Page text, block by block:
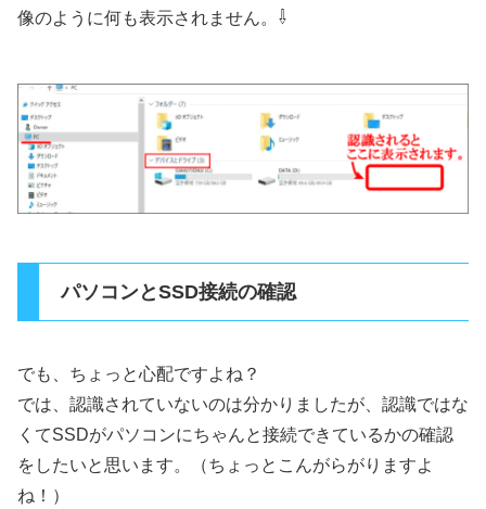
像のように何も表示されません。 ⇩
パソコンとSSD接続の確認
でも、ちょっと心配ですよね？
では、認識されていないのは分かりましたが、認識ではな
くてSSDがパソコンにちゃんと接続できているかの確認
をしたいと思います。（ちょっとこんがらがりますよ
ね！）